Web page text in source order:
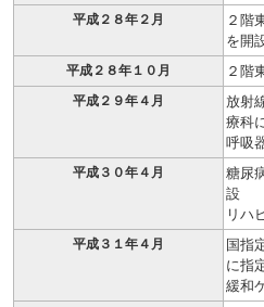
平成２８年２月
２階
を開
平成２８年１０月 ２階
平成２９年４月
放射
療科
呼吸
平成３０年４月
糖尿
設
リハ
平成３１年４月
国指
に指
緩和